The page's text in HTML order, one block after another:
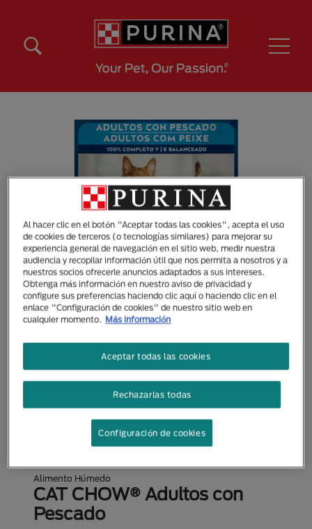
Alimento Húmedo
CAT CHOW® Adultos con
Pescado
Al hacer clic en el botón "Aceptar todas las cookies", acepta el uso
de cookies de terceros (o tecnologías similares) para mejorar su
experiencia general de navegación en el sitio web, medir nuestra
audiencia y recopilar información útil que nos permita a nosotros y a
nuestros socios ofrecerle anuncios adaptados a sus intereses.
Obtenga más información en nuestro aviso de privacidad y
configure sus preferencias haciendo clic aquí o haciendo clic en el
enlace "Configuración de cookies" de nuestro sitio web en
cualquier momento. Más información
Rechazarlas todas
Aceptar todas las cookies
Configuración de cookies